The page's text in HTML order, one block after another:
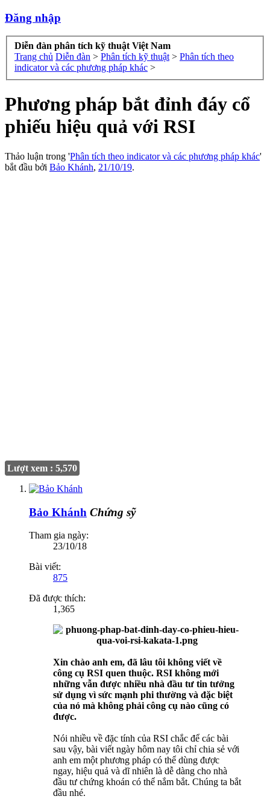
Đăng nhập
Diễn đàn phân tích kỹ thuật Việt Nam
Trang chủ Diễn đàn > Phân tích kỹ thuật > Phân tích theo
indicator và các phương pháp khác >
Phương pháp bắt đỉnh đáy cổ
phiếu hiệu quả với RSI
Thảo luận trong 'Phân tích theo indicator và các phương pháp khác'
bắt đầu bởi Bảo Khánh, 21/10/19.
Lượt xem : 5,570
Bảo Khánh Chứng sỹ
Tham gia ngày:
23/10/18
Bài viết:
875
Đã được thích:
1,365
Xin chào anh em, đã lâu tôi không viết về
công cụ RSI quen thuộc. RSI không mới
những vẫn được nhiều nhà đầu tư tin tưởng
sử dụng vì sức mạnh phi thường và đặc biệt
của nó mà không phải công cụ nào cũng có
được.
Nói nhiều về đặc tính của RSI chắc để các bài
sau vậy, bài viết ngày hôm nay tôi chỉ chia sẻ với
anh em một phương pháp có thể dùng được
ngay, hiệu quả và dĩ nhiên là dễ dàng cho nhà
đầu tư chứng khoán có thể nắm bắt. Chúng ta bắt
đầu nhé.